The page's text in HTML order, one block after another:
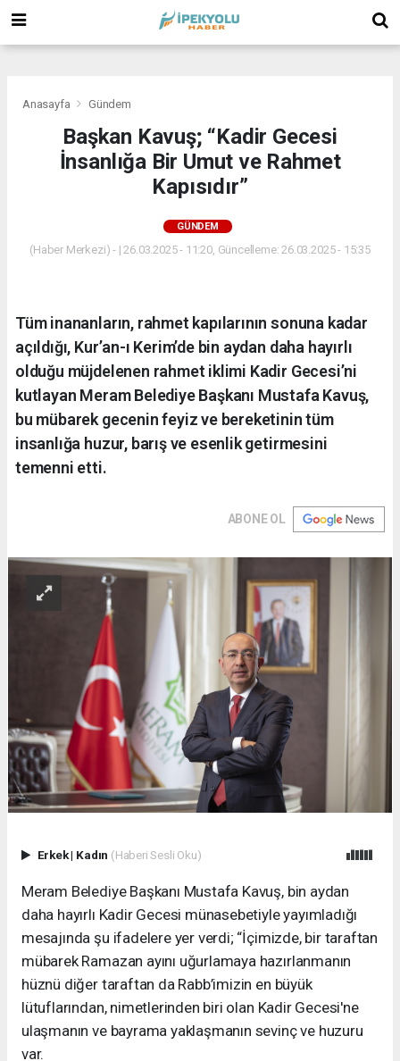
Anasayfa Gündem
Başkan Kavuş; “Kadir Gecesi
İnsanlığa Bir Umut ve Rahmet
Kapısıdır”
GÜNDEM
(Haber Merkezi) - | 26.03.2025 - 11:20, Güncelleme: 26.03.2025 - 15:35
Tüm inananların, rahmet kapılarının sonuna kadar
açıldığı, Kur’an-ı Kerim’de bin aydan daha hayırlı
olduğu müjdelenen rahmet iklimi Kadir Gecesi’ni
kutlayan Meram Belediye Başkanı Mustafa Kavuş,
bu mübarek gecenin feyiz ve bereketinin tüm
insanlığa huzur, barış ve esenlik getirmesini
temenni etti.
ABONE OL
Erkek| Kadın (Haberi Sesli Oku)
Meram Belediye Başkanı Mustafa Kavuş, bin aydan
daha hayırlı Kadir Gecesi münasebetiyle yayımladığı
mesajında şu ifadelere yer verdi; “İçimizde, bir taraftan
mübarek Ramazan ayını uğurlamaya hazırlanmanın
hüznü diğer taraftan da Rabb’imizin en büyük
lütuflarından, nimetlerinden biri olan Kadir Gecesi'ne
ulaşmanın ve bayrama yaklaşmanın sevinç ve huzuru
var.